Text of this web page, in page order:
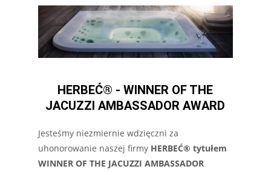
HERBEĆ® - WINNER OF THE
JACUZZI AMBASSADOR AWARD
Jesteśmy niezmiernie wdzięczni za
uhonorowanie naszej firmy HERBEĆ® tytułem
WINNER OF THE JACUZZI AMBASSADOR